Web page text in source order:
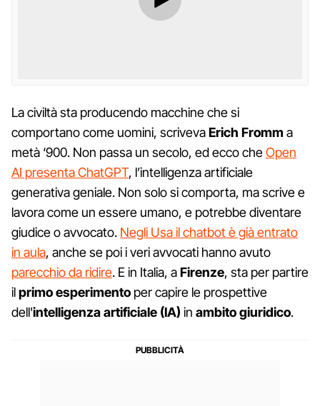
La civiltà sta producendo macchine che si
comportano come uomini, scrivevaErich Fromm a
metà ‘900. Non passa un secolo, ed ecco cheOpen
AI presenta ChatGPT, l’intelligenza artificiale
generativa geniale. Non solo si comporta, ma scrive e
lavora come un essere umano, e potrebbe diventare
giudice o avvocato. Negli Usa il chatbot è già entrato
in aula, anche se poi i veri avvocati hanno avuto
parecchio da ridire. E in Italia, aFirenze, sta per partire
ilprimo esperimento per capire le prospettive
dell'intelligenza artificiale (IA) in ambito giuridico.